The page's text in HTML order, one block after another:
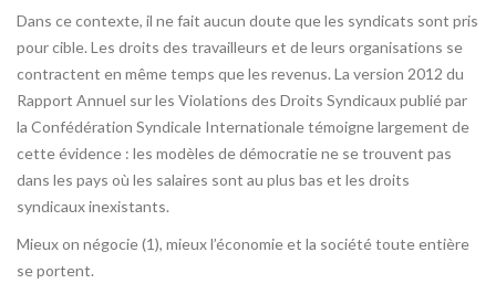
Dans ce contexte, il ne fait aucun doute que les syndicats sont pris
pour cible. Les droits des travailleurs et de leurs organisations se
contractent en même temps que les revenus. La version 2012 du
Rapport Annuel sur les Violations des Droits Syndicaux publié par
la Confédération Syndicale Internationale témoigne largement de
cette évidence : les modèles de démocratie ne se trouvent pas
dans les pays où les salaires sont au plus bas et les droits
syndicaux inexistants.
Mieux on négocie (1), mieux l’économie et la société toute entière
se portent.